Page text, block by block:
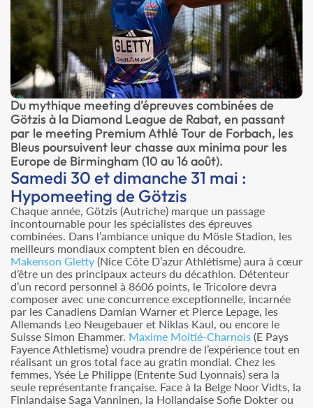
Du mythique meeting d’épreuves combinées de
Götzis à la Diamond League de Rabat, en passant
par le meeting Premium Athlé Tour de Forbach, les
Bleus poursuivent leur chasse aux minima pour les
Europe de Birmingham (10 au 16 août).
Samedi 30 et dimanche 31 mai :
Hypomeeting de Götzis
Chaque année, Götzis (Autriche) marque un passage
incontournable pour les spécialistes des épreuves
combinées. Dans l’ambiance unique du Mösle Stadion, les
meilleurs mondiaux comptent bien en découdre.
Makenson Gletty (Nice Côte D’azur Athlétisme) aura à cœur
d’être un des principaux acteurs du décathlon. Détenteur
d’un record personnel à 8606 points, le Tricolore devra
composer avec une concurrence exceptionnelle, incarnée
par les Canadiens Damian Warner et Pierce Lepage, les
Allemands Leo Neugebauer et Niklas Kaul, ou encore le
Suisse Simon Ehammer. Maxime Moitié-Charnois (E Pays
Fayence Athletisme) voudra prendre de l’expérience tout en
réalisant un gros total face au gratin mondial. Chez les
femmes, Ysée Le Philippe (Entente Sud Lyonnais) sera la
seule représentante française. Face à la Belge Noor Vidts, la
Finlandaise Saga Vanninen, la Hollandaise Sofie Dokter ou